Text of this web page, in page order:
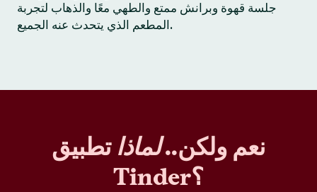
جلسة قهوة وبرانش ممتع والطهي معًا والذهاب لتجربة
المطعم الذي يتحدث عنه الجميع.
نعم ولكن..لماذا تطبيق
Tinder؟